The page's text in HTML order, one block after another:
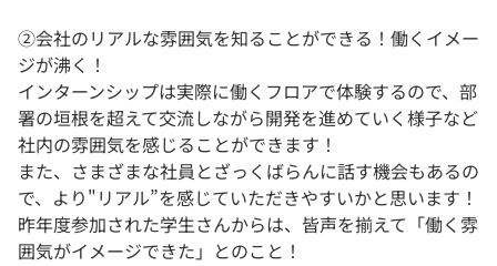
②会社のリアルな雰囲気を知ることができる！働くイメー
ジが沸く！
インターンシップは実際に働くフロアで体験するので、部
署の垣根を超えて交流しながら開発を進めていく様子など
社内の雰囲気を感じることができます！
また、さまざまな社員とざっくばらんに話す機会もあるの
で、より"リアル”を感じていただきやすいかと思います！
昨年度参加された学生さんからは、皆声を揃えて「働く雰
囲気がイメージできた」とのこと！